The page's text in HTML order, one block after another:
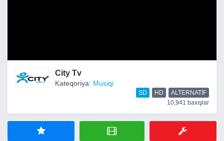
City Tv
Kateqoriya: Musiqi
SD HD
ALTERNATIF
10,941 baxışlar